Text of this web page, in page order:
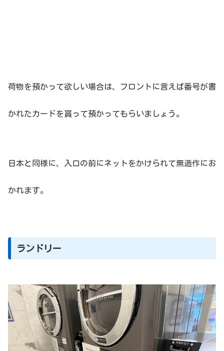
荷物を預かって欲しい場合は、フロントに言えば番号が書
かれたカードを貰って預かってもらいましょう。
日本と同様に、入口の前にネットをかけられて無造作にお
かれます。
ランドリー